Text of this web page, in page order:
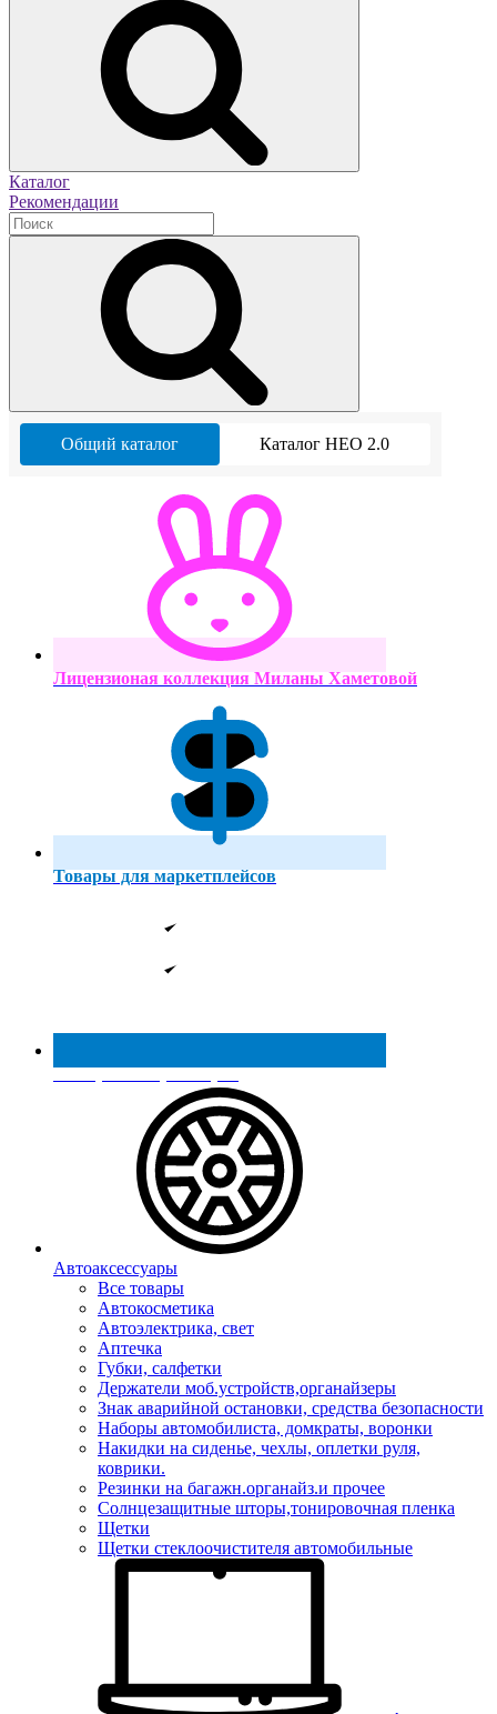
Каталог
Рекомендации
Общий каталог Каталог НЕО 2.0
Лицензионая коллекция Миланы Хаметовой
Товары для маркетплейсов
Реестр МинПромТорга
Автоаксессуары
Все товары
Автокосметика
Автоэлектрика, свет
Аптечка
Губки, салфетки
Держатели моб.устройств,органайзеры
Знак аварийной остановки, средства безопасности
Наборы автомобилиста, домкраты, воронки
Накидки на сиденье, чехлы, оплетки руля,
коврики.
Резинки на багажн.органайз.и прочее
Солнцезащитные шторы,тонировочная пленка
Щетки
Щетки стеклоочистителя автомобильные